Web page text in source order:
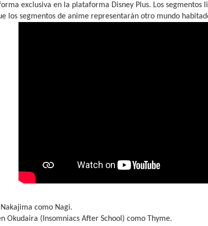
exclusiva en la plataforma Disney Plus. Los segmentos
los segmentos de anime representarán otro mundo
Nakajima como Nagi.
Okudaira (Insomniacs After School) como Thyme.